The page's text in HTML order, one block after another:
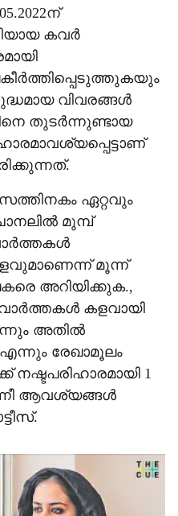
കവര്‍
വിവരങ്ങള്‍
തുടര്‍ന്നുണ്ടായ
ഏറ്റവും
മുമ്പ്
മൂന്ന്
അറിയിക്കുക.,
വാര്‍ത്തകള്‍ കളവായി
അതില്‍
എന്നും രേഖാമൂലം
നഷ്ടപരിഹാരമായി 1
ആവശ്യങ്ങള്‍